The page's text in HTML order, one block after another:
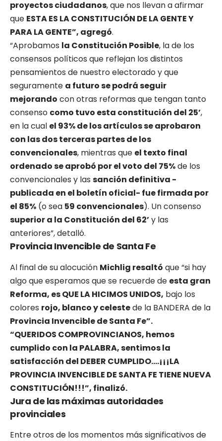
proyectos ciudadanos, que nos llevan a afirmar
que ESTA ES LA CONSTITUCIÓN DE LA GENTE Y
PARA LA GENTE”, agregó.
“Aprobamos la Constitución Posible, la de los
consensos políticos que reflejan los distintos
pensamientos de nuestro electorado y que
seguramente a futuro se podrá seguir
mejorando con otras reformas que tengan tanto
consenso como tuvo esta constitución del 25’,
en la cual el 93% de los artículos se aprobaron
con las dos terceras partes de los
convencionales, mientras que el texto final
ordenado se aprobó por el voto del 75%de los
convencionales y las sanción definitiva -
publicada en el boletín oficial- fue firmada por
el 85% (o sea 59 convencionales). Un consenso
superior a la Constitución del 62’y las
anteriores”, detalló.
Provincia Invencible de Santa Fe
Al final de su alocución Michlig resaltó que “si hay
algo que esperamos que se recuerde de esta gran
Reforma, es QUE LA HICIMOS UNIDOS, bajo los
colores rojo, blanco y celestede la BANDERA de la
Provincia Invencible de Santa Fe”.
“QUERIDOS COMPROVINCIANOS, hemos
cumplido con la PALABRA, sentimos la
satisfacción del DEBER CUMPLIDO….¡¡¡LA
PROVINCIA INVENCIBLE DE SANTA FE TIENE NUEVA
CONSTITUCIÓN!!!”, finalizó.
Jura de las máximas autoridades
provinciales
Entre otros de los momentos más significativos de